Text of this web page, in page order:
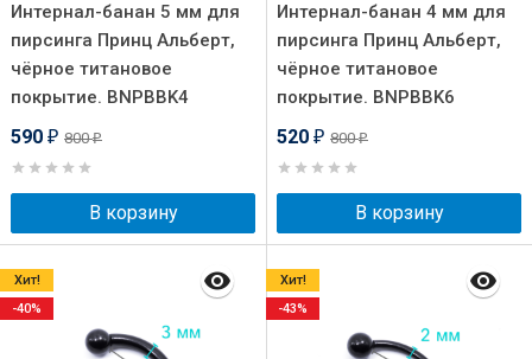
Интернал-банан 5 мм для
пирсинга Принц Альберт,
чёрное титановое
покрытие. BNPBBK4
590 ₽ 800₽
В корзину
Интернал-банан 4 мм для
пирсинга Принц Альберт,
чёрное титановое
покрытие. BNPBBK6
520 ₽ 800₽
В корзину
Хит!
-40%
Хит!
-43%